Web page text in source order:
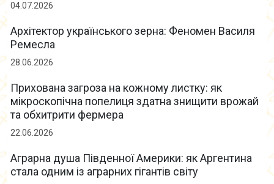
04.07.2026
Архітектор українського зерна: Феномен Василя
Ремесла
28.06.2026
Прихована загроза на кожному листку: як
мікроскопічна попелиця здатна знищити врожай
та обхитрити фермера
22.06.2026
Аграрна душа Південної Америки: як Аргентина
стала одним із аграрних гігантів світу